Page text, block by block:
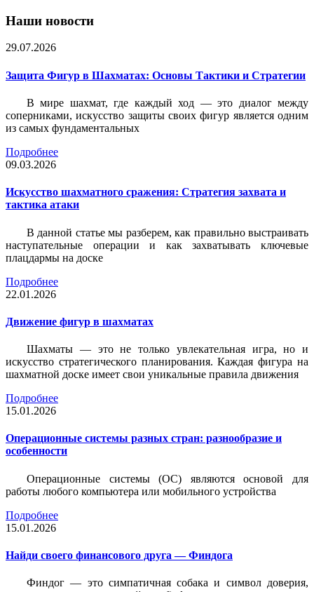
Наши новости
29.07.2026
Защита Фигур в Шахматах: Основы Тактики и Стратегии
В мире шахмат, где каждый ход — это диалог между
соперниками, искусство защиты своих фигур является одним
из самых фундаментальных
Подробнее
09.03.2026
Искусство шахматного сражения: Стратегия захвата и
тактика атаки
В данной статье мы разберем, как правильно выстраивать
наступательные операции и как захватывать ключевые
плацдармы на доске
Подробнее
22.01.2026
Движение фигур в шахматах
Шахматы — это не только увлекательная игра, но и
искусство стратегического планирования. Каждая фигура на
шахматной доске имеет свои уникальные правила движения
Подробнее
15.01.2026
Операционные системы разных стран: разнообразие и
особенности
Операционные системы (ОС) являются основой для
работы любого компьютера или мобильного устройства
Подробнее
15.01.2026
Найди своего финансового друга — Финдога
Финдог — это симпатичная собака и символ доверия,